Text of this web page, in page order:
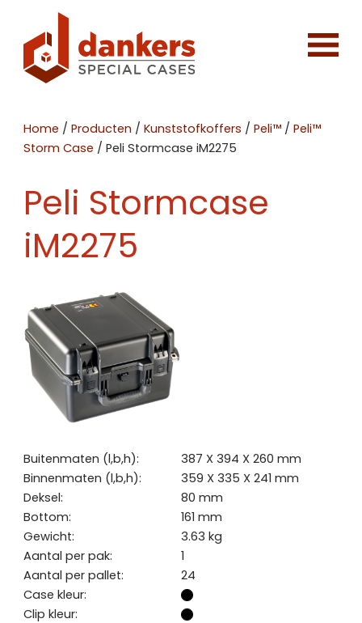
Home /Producten /Kunststofkoffers /Peli™ /Peli™
Storm Case /Peli Stormcase iM2275
Peli Stormcase
iM2275
Buitenmaten (l,b,h):
387 X 394 X 260 mm
Binnenmaten (l,b,h):
359 X 335 X 241 mm
Deksel:
80 mm
Bottom:
161 mm
Gewicht:
3.63 kg
Aantal per pak:
1
Aantal per pallet:
24
Case kleur:
Clip kleur: